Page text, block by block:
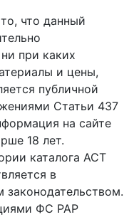
что данный
при каких
и цены,
публичной
Статьи 437
на сайте
18 лет.
каталога АСТ
в
ФС РАР